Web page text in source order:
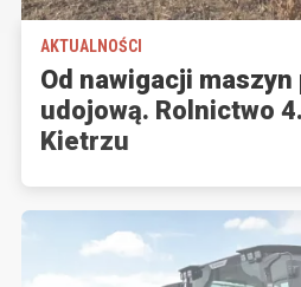
AKTUALNOŚCI
Od nawigacji
udojową. Rolnictwo
Kietrzu